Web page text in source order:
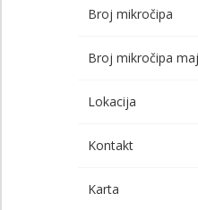
Broj mikročipa
Broj mikročipa
Lokacija
Kontakt
Karta